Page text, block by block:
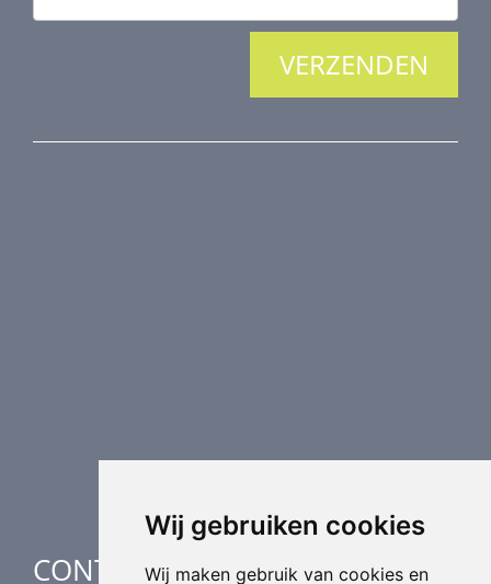
Wij gebruiken cookies
Wij maken gebruik van cookies en
CONTACT